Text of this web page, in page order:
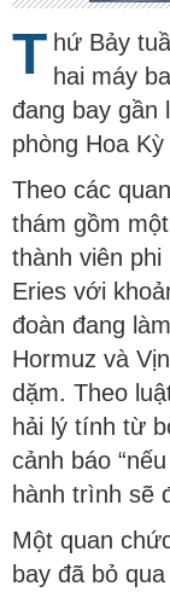
T hứ Bảy
hai máy
đang bay gần
phòng Hoa
Theo các
thám gồm
thành viên
Eries với
đoàn đang
Hormuz và
dặm. Theo
hải lý tính từ
cảnh báo
hành trình sẽ
Một quan
bay đã bỏ